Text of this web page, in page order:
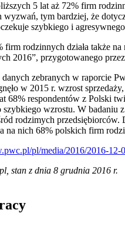
5 lat aż 72% firm
wyzwań, tym bardziej, że
szybkiego i
firm rodzinnych działa także
2016”, przygotowanego
zebranych w raporcie
w 2015 r. wzrost
68% respondentów z Polski
szybkiego wzrostu. W badaniu
rodzimych
na nich 68% polskich firm
pl/media/2016/2016-12-
stan z dnia 8 grudnia 2016 r.